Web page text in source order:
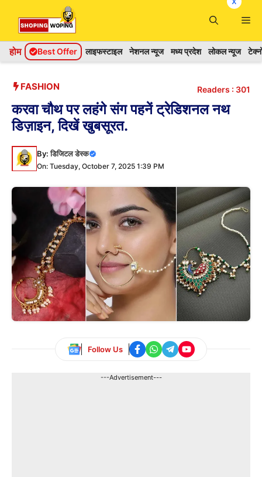
content
होम Best Offer लाइफस्टाइल नेशनल न्यूज मध्य प्रदेश लोकल न्यूज
FASHION Readers : 301
करवा चौथ पर लहंगे संग पहनें ट्रेडिशनल नथ
डिज़ाइन, दिखें खुबसूरत.
By:डिजिटल डेस्क
On: Tuesday, October 7, 2025 1:39 PM
Follow Us
---Advertisement---